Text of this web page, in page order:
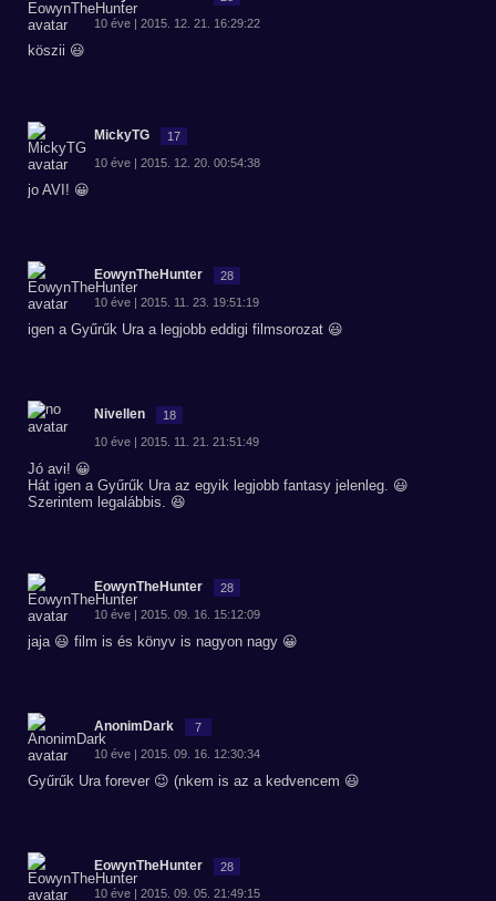
10 éve | 2015. 12. 21. 16:29:22
köszii 😃
MickyTG 17
10 éve | 2015. 12. 20. 00:54:38
jo AVI! 😀
EowynTheHunter 28
10 éve | 2015. 11. 23. 19:51:19
igen a Gyűrűk Ura a legjobb eddigi filmsorozat 😃
Nivellen 18
10 éve | 2015. 11. 21. 21:51:49
Jó avi! 😀
Hát igen a Gyűrűk Ura az egyik legjobb fantasy jelenleg. 😃
Szerintem legalábbis. 😆
EowynTheHunter 28
10 éve | 2015. 09. 16. 15:12:09
jaja 😃 film is és könyv is nagyon nagy 😀
AnonimDark 7
10 éve | 2015. 09. 16. 12:30:34
Gyűrűk Ura forever 😉 (nkem is az a kedvencem 😃
EowynTheHunter 28
10 éve | 2015. 09. 05. 21:49:15